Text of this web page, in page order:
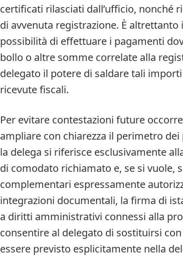
certificati rilasciati dall’ufficio, nonché
di avvenuta registrazione. È
possibilità di effettuare i pagamenti
bollo o altre somme correlate alla
delegato il potere di saldare tali
ricevute fiscali.
Per evitare contestazioni future
ampliare con chiarezza il perimetro
la delega si riferisce esclusivamente
di comodato richiamato e, se si vuole,
complementari espressamente
integrazioni documentali, la firma di
a diritti amministrativi connessi alla
consentire al delegato di sostituirsi
essere previsto esplicitamente nella